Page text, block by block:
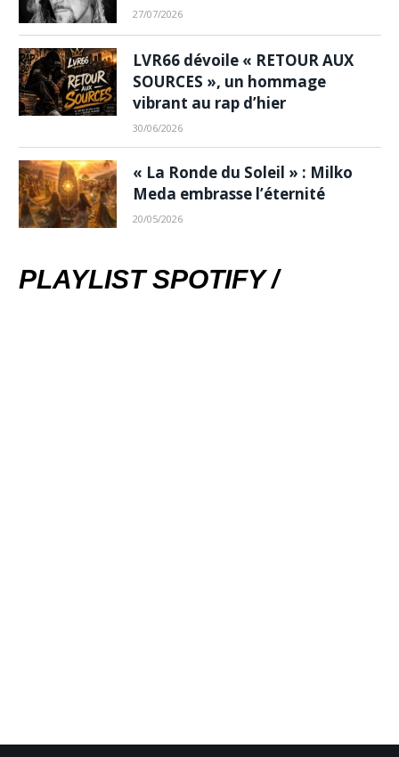
27/07/2026
LVR66 dévoile « RETOUR AUX
SOURCES », un hommage
vibrant au rap d’hier
30/06/2026
« La Ronde du Soleil » : Milko
Meda embrasse l’éternité
20/05/2026
PLAYLIST SPOTIFY /